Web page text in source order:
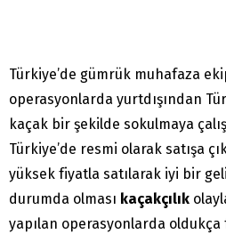
Türkiye’de gümrük muhafaza
operasyonlarda yurtdışından
kaçak bir şekilde sokulmaya
Türkiye’de resmi olarak satışa
yüksek fiyatla satılarak iyi bir
durumda olması kaçakçılık
yapılan operasyonlarda oldukça